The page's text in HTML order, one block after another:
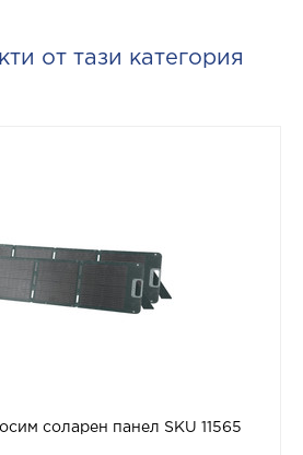
от тази категория
соларен панел SKU 11565